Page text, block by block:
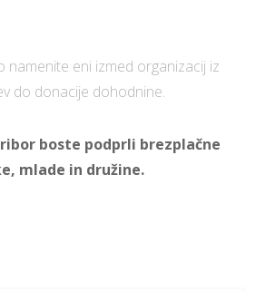
namenite eni izmed organizacij iz
do donacije dohodnine.
boste podprli brezplačne
mlade in družine.